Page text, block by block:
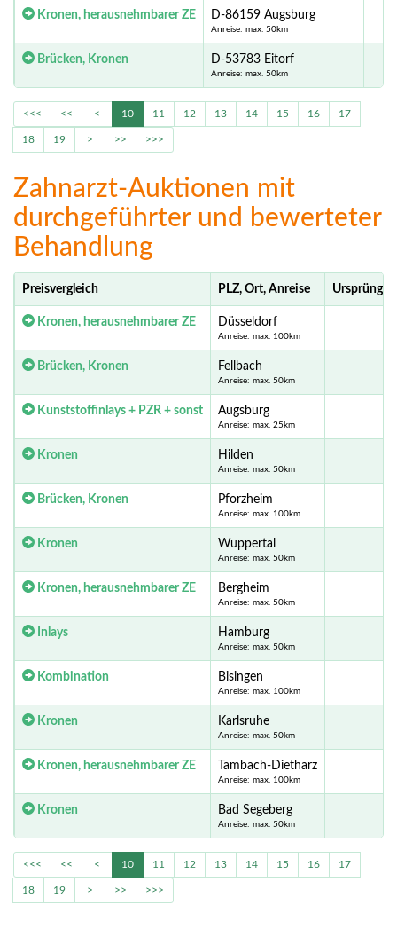
Kronen, herausnehmbarer ZE D-86159 Augsburg
Anreise: max. 50km
Brücken, Kronen D-53783 Eitorf
Anreise: max. 50km
<<< << < 10 11 12 13 14 15 16 17
18 19 > >> >>>
Zahnarzt-Auktionen mit
durchgeführter und bewerteter
Behandlung
Preisvergleich PLZ, Ort, Anreise
Kronen, herausnehmbarer ZE Düsseldorf
Anreise: max. 100km
Brücken, Kronen Fellbach
Anreise: max. 50km
Kunststoffinlays + PZR + sonst Augsburg
Anreise: max. 25km
Kronen Hilden
Anreise: max. 50km
Brücken, Kronen Pforzheim
Anreise: max. 100km
Kronen Wuppertal
Anreise: max. 50km
Kronen, herausnehmbarer ZE Bergheim
Anreise: max. 50km
Inlays Hamburg
Anreise: max. 50km
Kombination Bisingen
Anreise: max. 100km
Kronen Karlsruhe
Anreise: max. 50km
Kronen, herausnehmbarer ZE Tambach-Dietharz
Anreise: max. 100km
Kronen Bad Segeberg
Anreise: max. 50km
<<< << < 10 11 12 13 14 15 16 17
18 19 > >> >>>